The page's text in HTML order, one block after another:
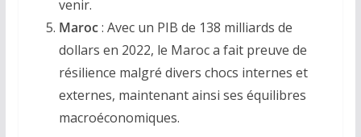
venir.
Maroc: Avec un PIB de 138 milliards de
dollars en 2022, le Maroc a fait preuve de
résilience malgré divers chocs internes et
externes, maintenant ainsi ses équilibres
macroéconomiques.